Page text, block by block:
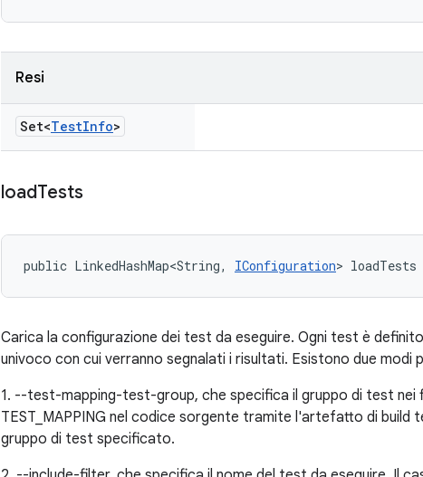
Resi
Set<TestInfo>
loadTests
public LinkedHashMap<String, IConfiguration>
Carica la configurazione dei test da eseguire. Ogni test è
univoco con cui verranno segnalati i risultati. Esistono due modi
1. --test-mapping-test-group, che specifica il gruppo di test nei
TEST_MAPPING nel codice sorgente tramite l'artefatto di build
gruppo di test specificato.